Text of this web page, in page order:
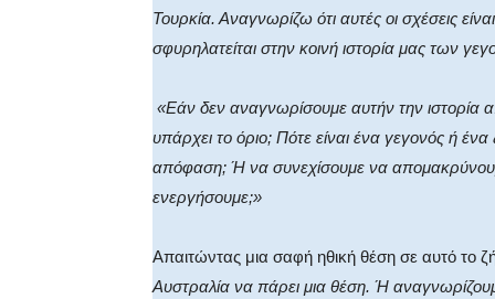
Τουρκία. Αναγνωρίζω ότι αυτές οι σχέσεις
σφυρηλατείται στην κοινή ιστορία μας των
«Εάν δεν αναγνωρίσουμε αυτήν την
υπάρχει το όριο; Πότε είναι ένα γεγονός ή
απόφαση; Ή να συνεχίσουμε να
ενεργήσουμε;»
Απαιτώντας μια σαφή ηθική θέση σε αυτό
Αυστραλία να πάρει μια θέση. Ή